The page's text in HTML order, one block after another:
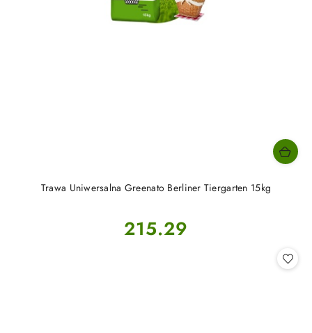
Trawa Uniwersalna Greenato Berliner Tiergarten 15kg
Cena:
215.29